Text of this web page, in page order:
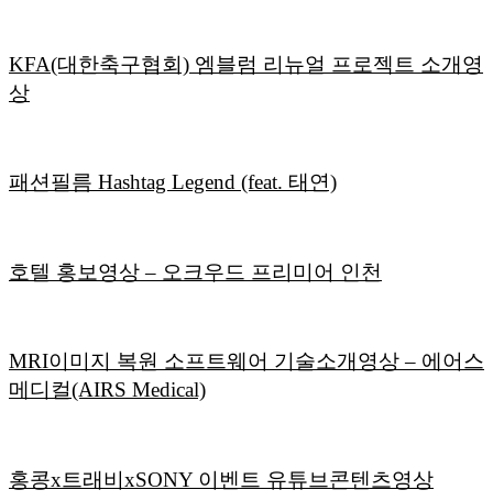
KFA(대한축구협회) 엠블럼 리뉴얼 프로젝트 소개영
상
패션필름 Hashtag Legend (feat. 태연)
호텔 홍보영상 – 오크우드 프리미어 인천
MRI이미지 복원 소프트웨어 기술소개영상 – 에어스
메디컬(AIRS Medical)
홍콩x트래비xSONY 이벤트 유튜브콘텐츠영상